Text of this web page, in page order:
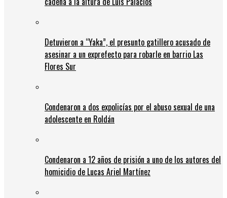
Detuvieron a “Yaka”, el presunto gatillero acusado de
asesinar a un exprefecto para robarle en barrio Las
Flores Sur
Condenaron a dos expolicías por el abuso sexual de una
adolescente en Roldán
Condenaron a 12 años de prisión a uno de los autores del
homicidio de Lucas Ariel Martínez